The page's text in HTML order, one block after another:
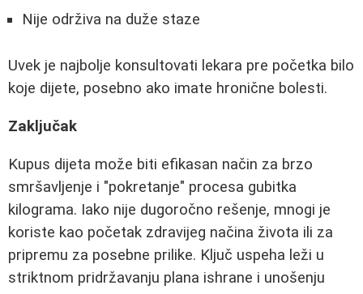
Nije održiva na duže staze
Uvek je najbolje konsultovati lekara pre početka bilo
koje dijete, posebno ako imate hronične bolesti.
Zaključak
Kupus dijeta može biti efikasan način za brzo
smršavljenje i "pokretanje" procesa gubitka
kilograma. Iako nije dugoročno rešenje, mnogi je
koriste kao početak zdravijeg načina života ili za
pripremu za posebne prilike. Ključ uspeha leži u
striktnom pridržavanju plana ishrane i unošenju